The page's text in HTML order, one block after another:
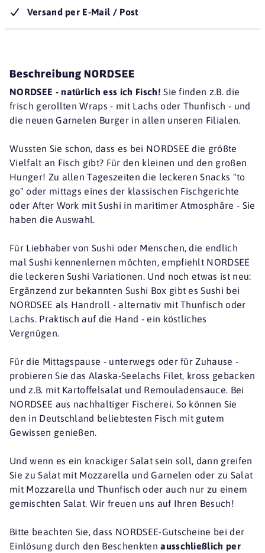
Versand per E-Mail / Post
Beschreibung NORDSEE
NORDSEE - natürlich ess ich Fisch! Sie finden z.B. die
frisch gerollten Wraps - mit Lachs oder Thunfisch - und
die neuen Garnelen Burger in allen unseren Filialen.
Wussten Sie schon, dass es bei NORDSEE die größte
Vielfalt an Fisch gibt? Für den kleinen und den großen
Hunger! Zu allen Tageszeiten die leckeren Snacks "to
go" oder mittags eines der klassischen Fischgerichte
oder After Work mit Sushi in maritimer Atmosphäre - Sie
haben die Auswahl.
Für Liebhaber von Sushi oder Menschen, die endlich
mal Sushi kennenlernen möchten, empfiehlt NORDSEE
die leckeren Sushi Variationen. Und noch etwas ist neu:
Ergänzend zur bekannten Sushi Box gibt es Sushi bei
NORDSEE als Handroll - alternativ mit Thunfisch oder
Lachs. Praktisch auf die Hand - ein köstliches
Vergnügen.
Für die Mittagspause - unterwegs oder für Zuhause -
probieren Sie das Alaska-Seelachs Filet, kross gebacken
und z.B. mit Kartoffelsalat und Remouladensauce. Bei
NORDSEE aus nachhaltiger Fischerei. So können Sie
den in Deutschland beliebtesten Fisch mit gutem
Gewissen genießen.
Und wenn es ein knackiger Salat sein soll, dann greifen
Sie zu Salat mit Mozzarella und Garnelen oder zu Salat
mit Mozzarella und Thunfisch oder auch nur zu einem
gemischten Salat. Wir freuen uns auf Ihren Besuch!
Bitte beachten Sie, dass NORDSEE-Gutscheine bei der
Einlösung durch den Beschenktenausschließlich per